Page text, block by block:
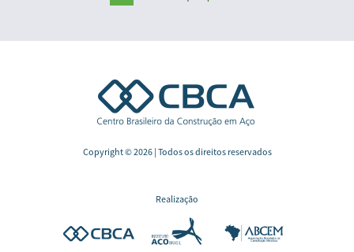
Copyright © 2026 | Todos os direitos reservados
Realização